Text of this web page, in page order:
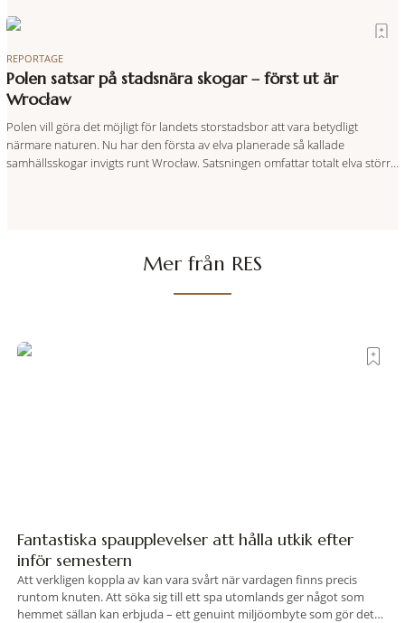
och sagolika landskap – detta är slow travel när det
REPORTAGE
Polen satsar på stadsnära skogar – först ut är
Wrocław
Polen vill göra det möjligt för landets storstadsbor att vara betydligt
närmare naturen. Nu har den första av elva planerade så kallade
samhällsskogar invigts runt Wrocław. Satsningen omfattar totalt elva större
Mer från RES
Fantastiska spaupplevelser att hålla utkik efter
inför semestern
Att verkligen koppla av kan vara svårt när vardagen finns precis
runtom knuten. Att söka sig till ett spa utomlands ger något som
hemmet sällan kan erbjuda – ett genuint miljöombyte som gör det